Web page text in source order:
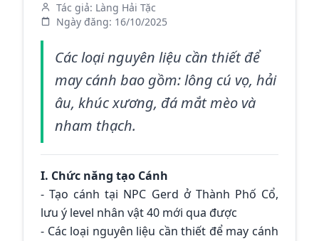
Tác giả: Làng Hải Tặc
Ngày đăng: 16/10/2025
Các loại nguyên liệu cần thiết để
may cánh bao gồm: lông cú vọ, hải
âu, khúc xương, đá mắt mèo và
nham thạch.
I. Chức năng tạo Cánh
- Tạo cánh tại NPC Gerd ở Thành Phố Cổ,
lưu ý level nhân vật 40 mới qua được
- Các loại nguyên liệu cần thiết để may cánh